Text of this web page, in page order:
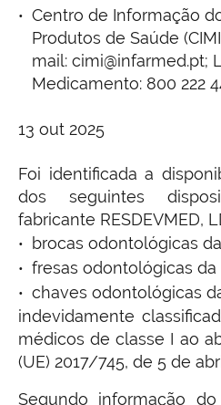
Centro de Informação
Produtos de Saúde
mail: cimi@infarmed.pt;
Medicamento: 800 222
13 out 2025
Foi identificada a
dos seguintes
fabricante RESDEVMED,
brocas odontológicas
fresas odontológicas da
chaves odontológicas
indevidamente
médicos de classe I ao
(UE) 2017/745, de 5 de
Segundo informação